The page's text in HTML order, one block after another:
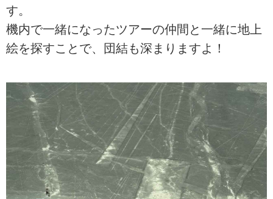
す。
機内で一緒になったツアーの仲間と一緒に地上
絵を探すことで、団結も深まりますよ！